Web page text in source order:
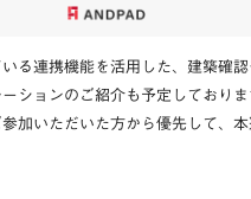
る連携機能を活用した、建築確
ションのご紹介も予定しておりま
加いただいた方から優先して、